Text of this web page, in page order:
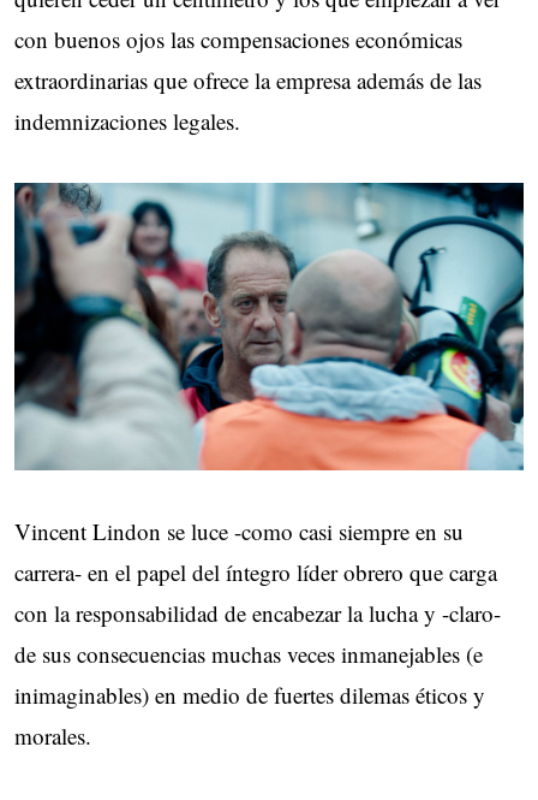
con buenos ojos las compensaciones económicas
extraordinarias que ofrece la empresa además de las
indemnizaciones legales.
Vincent Lindon se luce -como casi siempre en su
carrera- en el papel del íntegro líder obrero que carga
con la responsabilidad de encabezar la lucha y -claro-
de sus consecuencias muchas veces inmanejables (e
inimaginables) en medio de fuertes dilemas éticos y
morales.